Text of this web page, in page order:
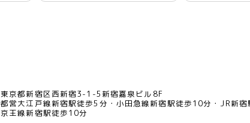
東京都新宿区西新宿3-1-5新宿嘉泉ビル8F
都営大江戸線新宿駅徒歩5分 小田急線新宿駅徒歩10分 JR新
京王線新宿駅徒歩10分